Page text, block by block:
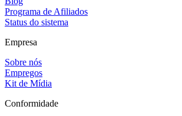
Programa de Afiliados
Status do sistema
Empresa
Sobre nós
Empregos
Kit de Mídia
Conformidade